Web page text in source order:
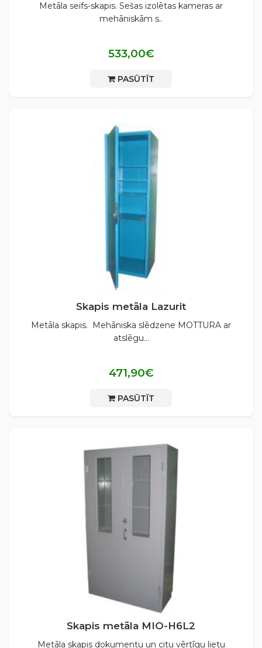
Metāla seifs-skapis. Sešas izolētas kameras ar
mehāniskām s..
533,00€
PASŪTĪT
Skapis metāla Lazurit
Metāla skapis. Mehāniska slēdzene MOTTURA ar
atslēgu...
471,90€
PASŪTĪT
Skapis metāla MIO-H6L2
Metāla skapis dokumentu un citu vērtīgu lietu